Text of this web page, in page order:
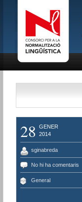
28
GENER
2014
sginabreda
No hi ha comentaris
General